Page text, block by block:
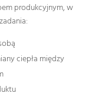
produkcyjnym, w
ciepła między